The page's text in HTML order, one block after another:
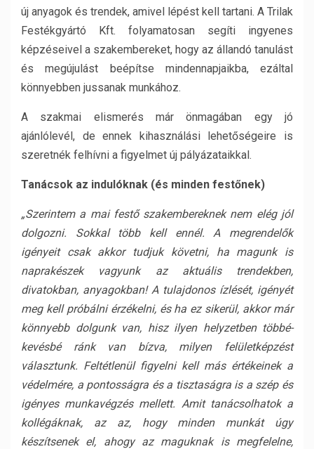
új anyagok és trendek, amivel lépést kell tartani. A Trilak
Festékgyártó Kft. folyamatosan segíti ingyenes
képzéseivel a szakembereket, hogy az állandó tanulást
és megújulást beépítse mindennapjaikba, ezáltal
könnyebben jussanak munkához.
A szakmai elismerés már önmagában egy jó
ajánlólevél, de ennek kihasználási lehetőségeire is
szeretnék felhívni a figyelmet új pályázataikkal.
Tanácsok az indulóknak (és minden festőnek)
„Szerintem a mai festő szakembereknek nem elég jól
dolgozni. Sokkal több kell ennél. A megrendelők
igényeit csak akkor tudjuk követni, ha magunk is
naprakészek vagyunk az aktuális trendekben,
divatokban, anyagokban! A tulajdonos ízlését, igényét
meg kell próbálni érzékelni, és ha ez sikerül, akkor már
könnyebb dolgunk van, hisz ilyen helyzetben többé-
kevésbé ránk van bízva, milyen felületképzést
választunk. Feltétlenül figyelni kell más értékeinek a
védelmére, a pontosságra és a tisztaságra is a szép és
igényes munkavégzés mellett. Amit tanácsolhatok a
kollégáknak, az az, hogy minden munkát úgy
készítsenek el, ahogy az maguknak is megfelelne,